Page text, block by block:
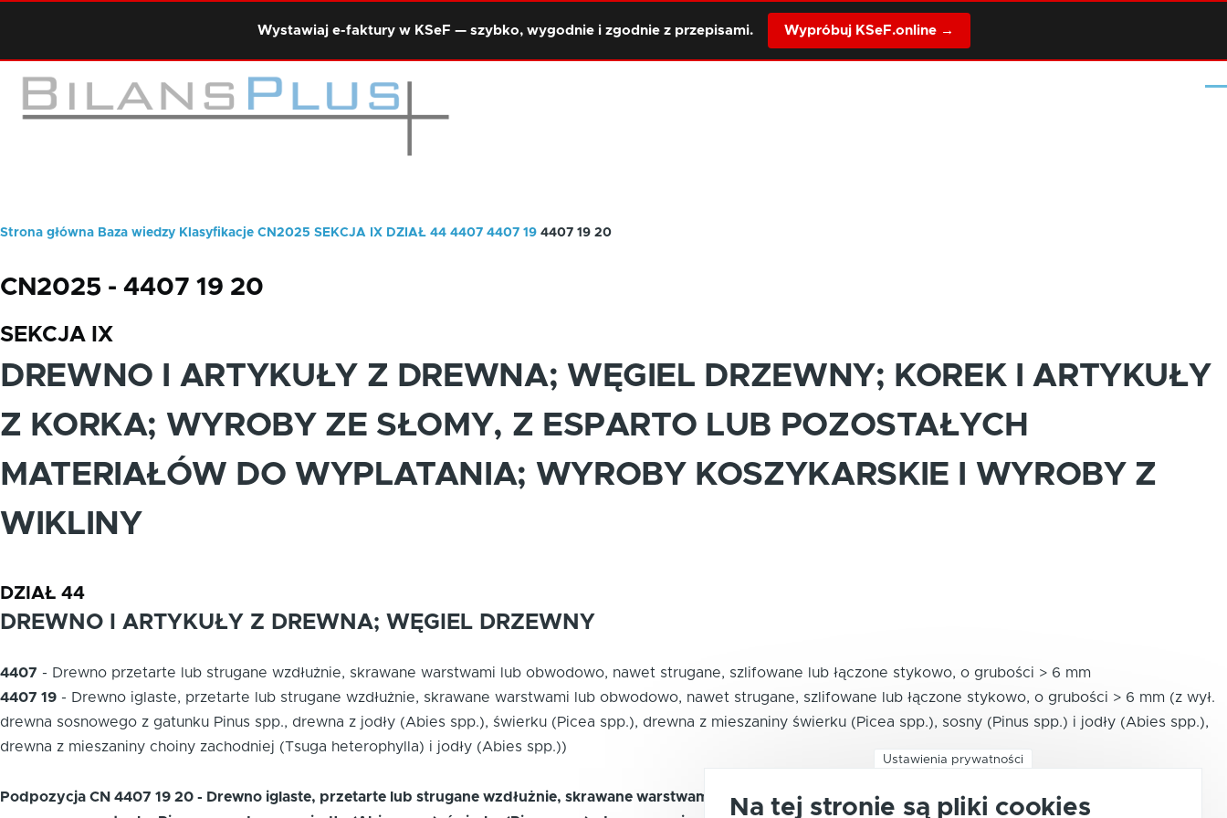
Wystawiaj e-faktury w KSeF — szybko, wygodnie i zgodnie z przepisami. Wypróbuj KSeF.online →
Ścieżka
nawigacyjna
Strona główna Baza wiedzy Klasyfikacje CN2025 SEKCJA IX DZIAŁ 44 4407 4407 19 4407 19 20
CN2025 - 4407 19 20
SEKCJA IX
DREWNO I ARTYKUŁY Z DREWNA; WĘGIEL DRZEWNY; KOREK I ARTYKUŁY
Z KORKA; WYROBY ZE SŁOMY, Z ESPARTO LUB POZOSTAŁYCH
MATERIAŁÓW DO WYPLATANIA; WYROBY KOSZYKARSKIE I WYROBY Z
WIKLINY
DZIAŁ 44
DREWNO I ARTYKUŁY Z DREWNA; WĘGIEL DRZEWNY
4407 - Drewno przetarte lub strugane wzdłużnie, skrawane warstwami lub obwodowo, nawet strugane, szlifowane lub łączone stykowo, o grubości > 6 mm
4407 19 - Drewno iglaste, przetarte lub strugane wzdłużnie, skrawane warstwami lub obwodowo, nawet strugane, szlifowane lub łączone stykowo, o grubości > 6 mm (z wył.
drewna sosnowego z gatunku Pinus spp., drewna z jodły (Abies spp.), świerku (Picea spp.), drewna z mieszaniny świerku (Picea spp.), sosny (Pinus spp.) i jodły (Abies spp.),
drewna z mieszaniny choiny zachodniej (Tsuga heterophylla) i jodły (Abies spp.))
Podpozycja CN 4407 19 20 - Drewno iglaste, przetarte lub strugane wzdłużnie, skrawane warstwami lub obwodowo, o grubości > 6 mm, strugane (z wył. drewna
Ustawienia prywatności
Na tej stronie są pliki cookies